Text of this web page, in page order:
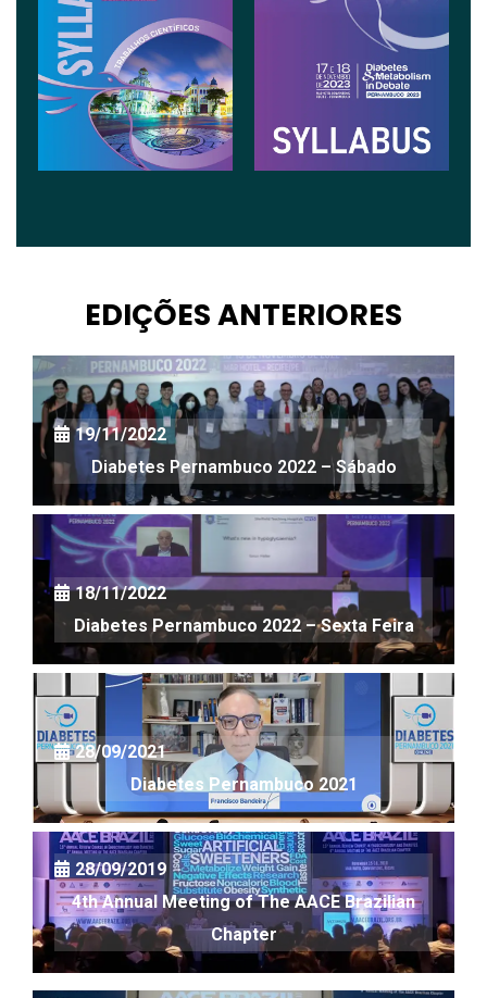
EDIÇÕES ANTERIORES
19/11/2022
Diabetes Pernambuco 2022 – Sábado
18/11/2022
Diabetes Pernambuco 2022 – Sexta Feira
28/09/2021
Diabetes Pernambuco 2021
28/09/2019
4th Annual Meeting of The AACE Brazilian
Chapter